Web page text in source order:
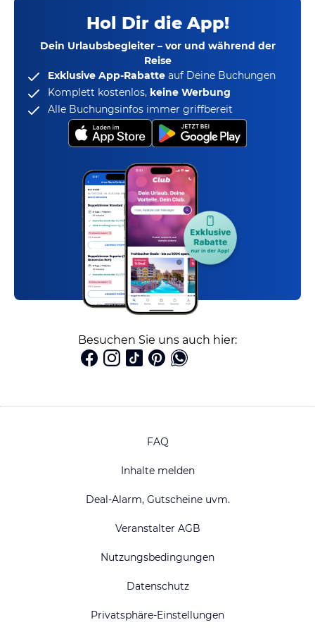
Hol Dir die App!
Dein Urlaubsbegleiter – vor und während der
Reise
Exklusive App-Rabatte auf Deine Buchungen
Komplett kostenlos, keine Werbung
Alle Buchungsinfos immer griffbereit
Besuchen Sie uns auch hier:
FAQ
Inhalte melden
Deal-Alarm, Gutscheine uvm.
Veranstalter AGB
Nutzungsbedingungen
Datenschutz
Privatsphäre-Einstellungen